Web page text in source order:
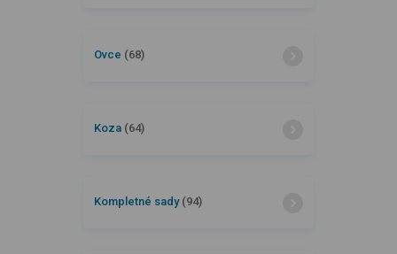
Ovce (68)
Koza (64)
Kompletné sady (94)